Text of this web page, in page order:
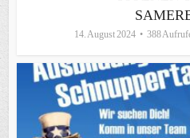
14. August 2024 388